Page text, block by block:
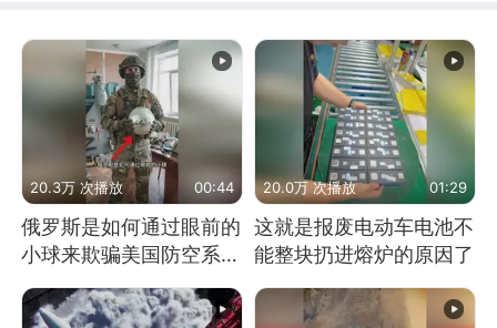
20.3万 次播放 00:44
俄罗斯是如何通过眼前的
小球来欺骗美国防空系统
的
20.0万 次播放 01:29
这就是报废电动车电池不
能整块扔进熔炉的原因了